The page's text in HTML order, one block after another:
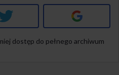
Twitter Google+
dostęp do pełnego archiwum